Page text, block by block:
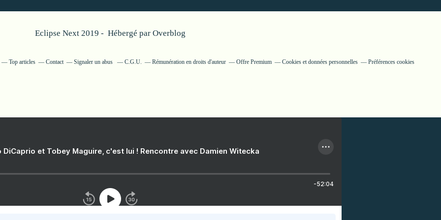
Eclipse Next 2019 - Hébergé par Overblog
Top articles Contact Signaler un abus C.G.U. Rémunération en droits d'auteur Offre Premium Cookies et données personnelles Préférences cookies
DiCaprio et Tobey Maguire, c'est lui ! Rencontre avec Damien Witecka
-52:04